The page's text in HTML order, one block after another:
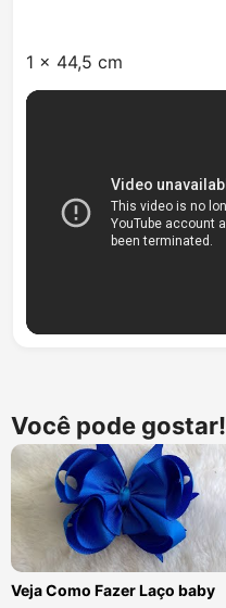
1 x 44,5 cm
Você pode gostar!
Veja Como Fazer Laço baby